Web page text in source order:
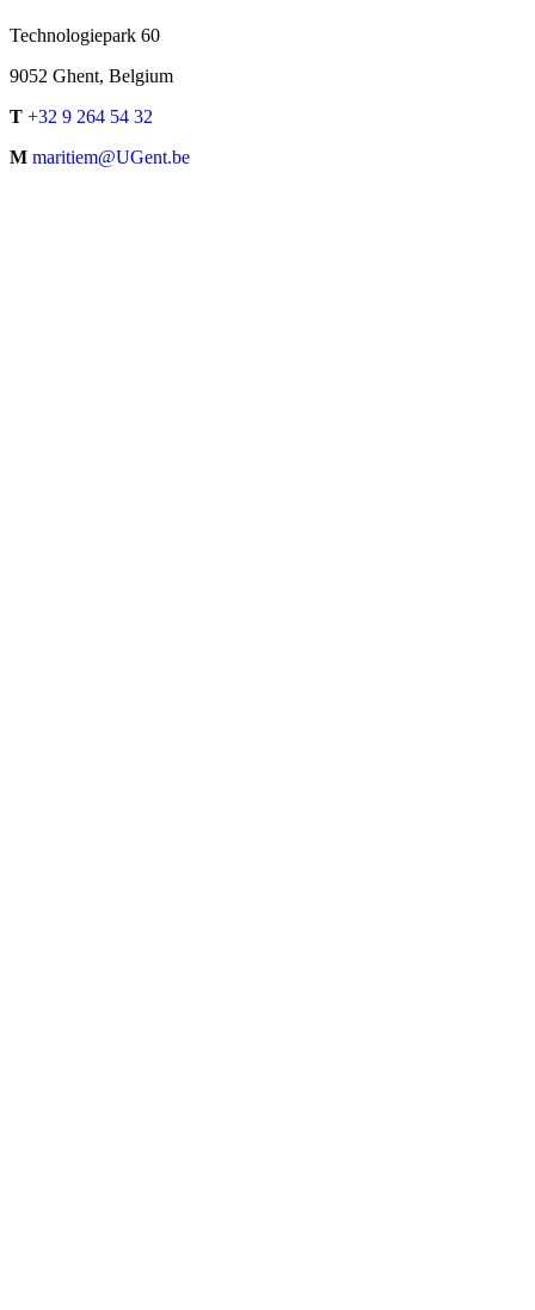
Technologiepark 60
9052 Ghent, Belgium
T +32 9 264 54 32
M maritiem@UGent.be